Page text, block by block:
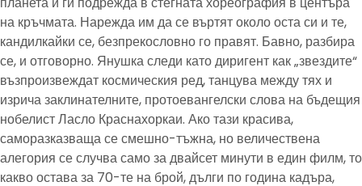
на кръчмата. Нарежда им да се въртят около оста си и те,
кандилкайки се, безпрекословно го правят. Бавно, разбира
се, и отговорно. Янушка следи като диригент как „звездите“
възпроизвеждат космическия ред, танцува между тях и
изрича заклинателните, протоевангелски слова на бъдещия
нобелист Ласло Краснахоркаи. Ако тази красива,
саморазказваща се смешно-тъжна, но величествена
алегория се случва само за двайсет минути в един филм, то
какво остава за 70-те на брой, дълги по година кадъра,